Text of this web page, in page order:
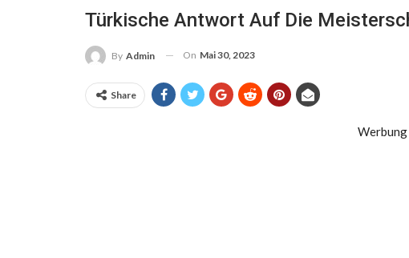
Türkische Antwort Auf Die
By Admin On Mai 30, 2023
Share
Werbung